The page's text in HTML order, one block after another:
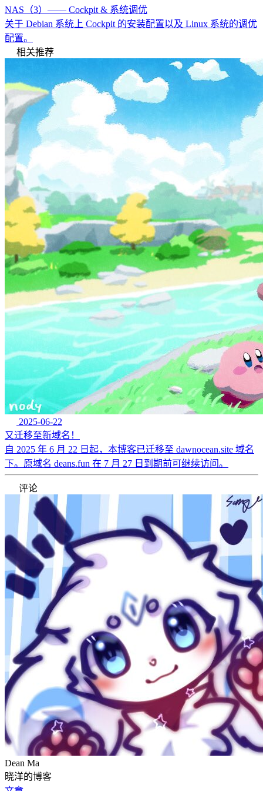
NAS（3）—— Cockpit & 系统调优
关于 Debian 系统上 Cockpit 的安装配置以及 Linux 系统的调优
配置。
相关推荐
2025-06-22
又迁移至新域名！
自 2025 年 6 月 22 日起，本博客已迁移至 dawnocean.site 域名
下。原域名 deans.fun 在 7 月 27 日到期前可继续访问。
评论
Dean Ma
晓洋的博客